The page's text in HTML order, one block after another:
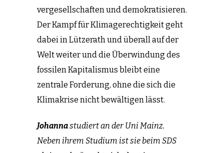
vergesellschaften und demokratisieren.
Der Kampf für Klimagerechtigkeit geht
dabei in Lützerath und überall auf der
Welt weiter und die Überwindung des
fossilen Kapitalismus bleibt eine
zentrale Forderung, ohne die sich die
Klimakrise nicht bewältigen lässt.
Johannastudiert an der Uni Mainz.
Neben ihrem Studium ist sie beim SDS